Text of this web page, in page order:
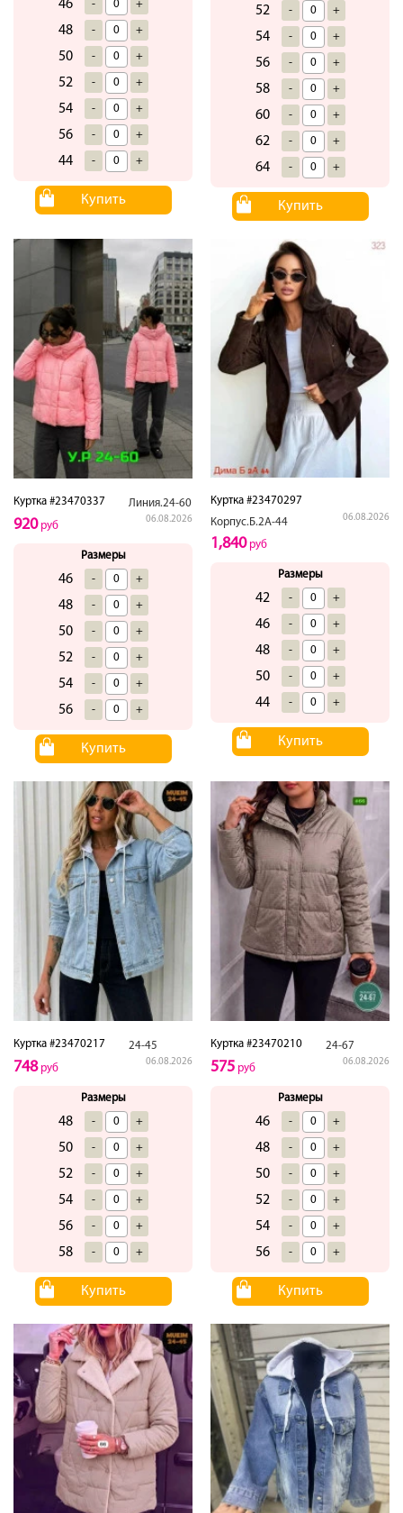
46 - +
48 - +
50 - +
52 - +
54 - +
56 - +
44 - +
Купить
52 - +
54 - +
56 - +
58 - +
60 - +
62 - +
64 - +
Купить
Куртка #23470337 Линия.24-60
06.08.2026
920руб
Размеры
46 - +
48 - +
50 - +
52 - +
54 - +
56 - +
Купить
Куртка #23470297
Корпус.Б.2А-44
06.08.2026
1,840руб
Размеры
42 - +
46 - +
48 - +
50 - +
44 - +
Купить
Куртка #23470217 24-45
06.08.2026
748руб
Размеры
48 - +
50 - +
52 - +
54 - +
56 - +
58 - +
Купить
Куртка #23470210 24-67
06.08.2026
575 руб
Размеры
46 - +
48 - +
50 - +
52 - +
54 - +
56 - +
Купить